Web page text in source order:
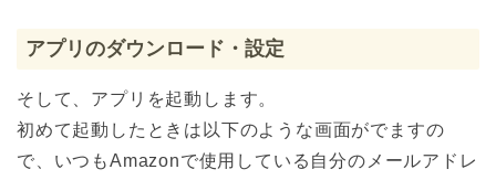
アプリのダウンロード・設定
そして、アプリを起動します。
初めて起動したときは以下のような画面がでますの
で、いつもAmazonで使用している自分のメールアドレ